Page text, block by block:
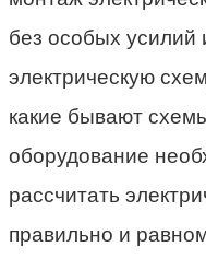
без особых усилий
электрическую
какие бывают
оборудование
рассчитать
правильно и